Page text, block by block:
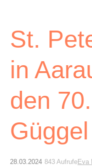
Archiv
Über uns
ePaper
aktuelle
Suchen
St.
in
den
Güggel
28.03.2024 843 AufrufeEva